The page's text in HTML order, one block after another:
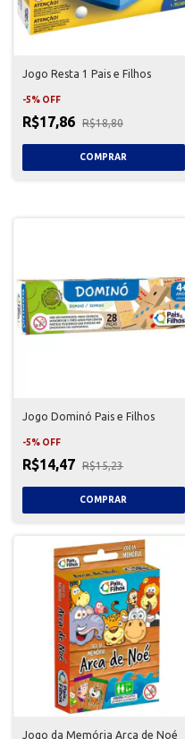
Jogo Resta 1 Pais e Filhos
-5% OFF
R$17,86 R$18,80
Jogo Dominó Pais e Filhos
-5% OFF
R$14,47 R$15,23
Jogo da Memória Arca de Noé